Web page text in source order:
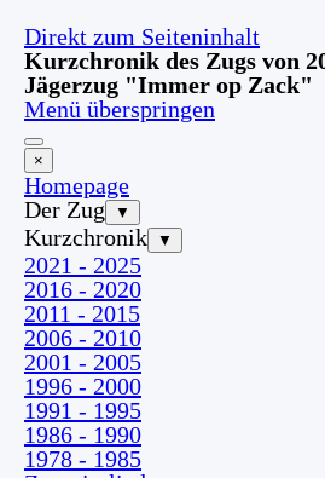
Direkt zum Seiteninhalt
Kurzchronik des Zugs von
Jägerzug "Immer op Zack"
Menü überspringen
×
Homepage
Der Zug
▼
Kurzchronik ▼
2021 - 2025
2016 - 2020
2011 - 2015
2006 - 2010
2001 - 2005
1996 - 2000
1991 - 1995
1986 - 1990
1978 - 1985